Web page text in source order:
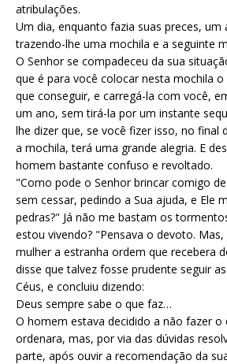
atribulações.
Um dia, enquanto fazia suas preces, um
trazendo-lhe uma mochila e a seguinte
O Senhor se compadeceu da sua
que é para você colocar nesta mochila
que conseguir, e carregá-la com você,
um ano, sem tirá-la por um instante
lhe dizer que, se você fizer isso, no final
a mochila, terá uma grande alegria. E
homem bastante confuso e revoltado.
"Como pode o Senhor brincar comigo
sem cessar, pedindo a Sua ajuda, e Ele
pedras?" Já não me bastam os
estou vivendo? "Pensava o devoto.
mulher a estranha ordem que recebera
disse que talvez fosse prudente seguir
Céus, e concluiu dizendo:
Deus sempre sabe o que faz…
O homem estava decidido a não fazer o
ordenara, mas, por via das dúvidas
parte, após ouvir a recomendação da